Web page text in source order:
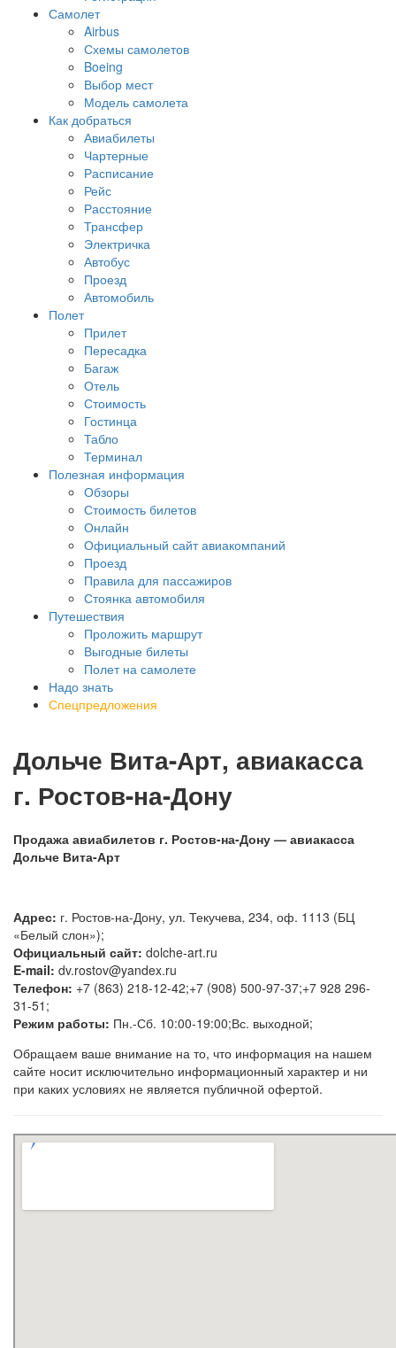
Самолет
Airbus
Схемы самолетов
Boeing
Выбор мест
Модель самолета
Как добраться
Авиабилеты
Чартерные
Расписание
Рейс
Расстояние
Трансфер
Электричка
Автобус
Проезд
Автомобиль
Полет
Прилет
Пересадка
Багаж
Отель
Стоимость
Гостинца
Табло
Терминал
Полезная информация
Обзоры
Стоимость билетов
Онлайн
Официальный сайт авиакомпаний
Проезд
Правила для пассажиров
Стоянка автомобиля
Путешествия
Проложить маршрут
Выгодные билеты
Полет на самолете
Надо знать
Спецпредложения
Дольче Вита-Арт, авиакасса
г. Ростов-на-Дону
Продажа авиабилетов г. Ростов-на-Дону — авиакасса
Дольче Вита-Арт
Адрес: г. Ростов-на-Дону, ул. Текучева, 234, оф. 1113 (БЦ
«Белый слон»);
Официальный сайт: dolche-art.ru
E-mail: dv.rostov@yandex.ru
Телефон: +7 (863) 218-12-42;+7 (908) 500-97-37;+7 928 296-
31-51;
Режим работы: Пн.-Сб. 10:00-19:00;Вс. выходной;
Обращаем ваше внимание на то, что информация на нашем
сайте носит исключительно информационный характер и ни
при каких условиях не является публичной офертой.